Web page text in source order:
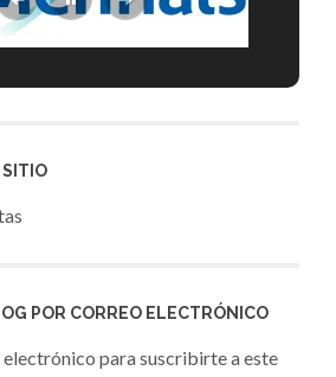
SITIO
POR CORREO ELECTRÓNICO
para suscribirte a este